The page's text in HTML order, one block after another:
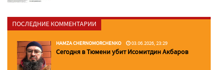
ПОСЛЕДНИЕ КОММЕНТАРИИ
HAMZA CHERNOMORCHENKO 03.06.2026, 23:29
Сегодня в Тюмени убит Исомитдин Акбаров